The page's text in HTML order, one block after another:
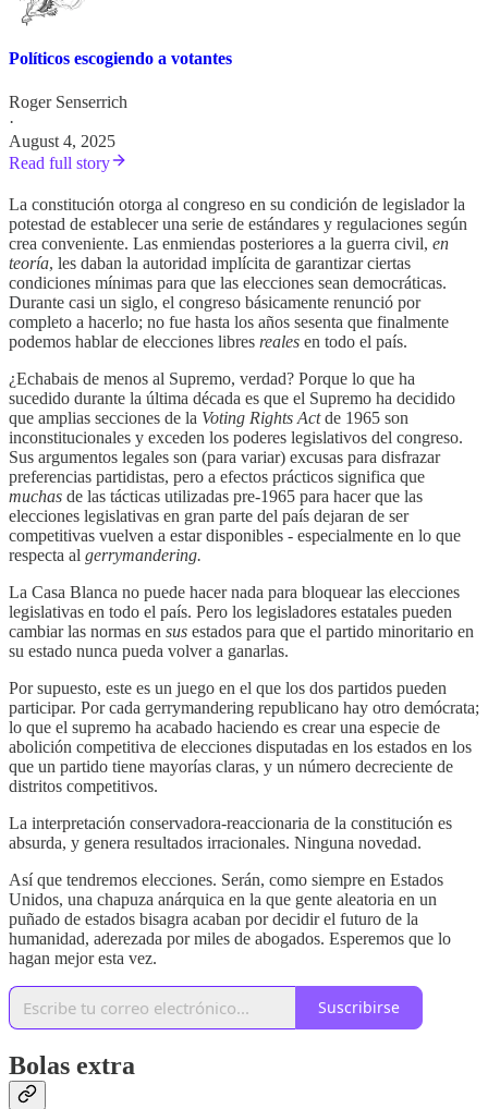
Políticos escogiendo a votantes
Roger Senserrich
·
August 4, 2025
Read full story
La constitución otorga al congreso en su condición de legislador la
potestad de establecer una serie de estándares y regulaciones según
crea conveniente. Las enmiendas posteriores a la guerra civil, en
teoría, les daban la autoridad implícita de garantizar ciertas
condiciones mínimas para que las elecciones sean democráticas.
Durante casi un siglo, el congreso básicamente renunció por
completo a hacerlo; no fue hasta los años sesenta que finalmente
podemos hablar de elecciones libres reales en todo el país.
¿Echabais de menos al Supremo, verdad? Porque lo que ha
sucedido durante la última década es que el Supremo ha decidido
que amplias secciones de la Voting Rights Actde 1965 son
inconstitucionales y exceden los poderes legislativos del congreso.
Sus argumentos legales son (para variar) excusas para disfrazar
preferencias partidistas, pero a efectos prácticos significa que
muchas de las tácticas utilizadas pre-1965 para hacer que las
elecciones legislativas en gran parte del país dejaran de ser
competitivas vuelven a estar disponibles - especialmente en lo que
respecta al gerrymandering.
La Casa Blanca no puede hacer nada para bloquear las elecciones
legislativas en todo el país. Pero los legisladores estatales pueden
cambiar las normas en sus estados para que el partido minoritario en
su estado nunca pueda volver a ganarlas.
Por supuesto, este es un juego en el que los dos partidos pueden
participar. Por cada gerrymandering republicano hay otro demócrata;
lo que el supremo ha acabado haciendo es crear una especie de
abolición competitiva de elecciones disputadas en los estados en los
que un partido tiene mayorías claras, y un número decreciente de
distritos competitivos.
La interpretación conservadora-reaccionaria de la constitución es
absurda, y genera resultados irracionales. Ninguna novedad.
Así que tendremos elecciones. Serán, como siempre en Estados
Unidos, una chapuza anárquica en la que gente aleatoria en un
puñado de estados bisagra acaban por decidir el futuro de la
humanidad, aderezada por miles de abogados. Esperemos que lo
hagan mejor esta vez.
Suscribirse
Bolas extra